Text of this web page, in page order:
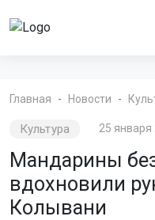
Главная Новости
Культура 25 января
Мандарины
вдохновили
Колывани